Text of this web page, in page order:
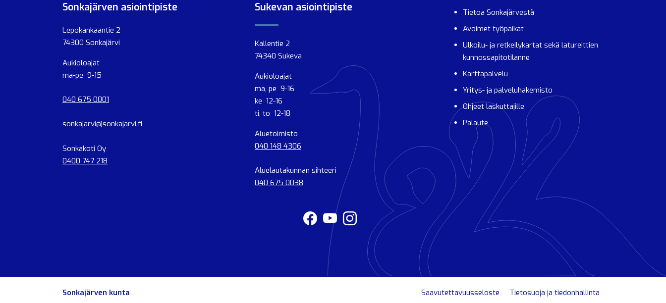
Sonkajärven asiointipiste
Lepokankaantie 2
74300 Sonkajärvi
Aukioloajat
ma-pe 9-15
040 675 0001
sonkajarvi@sonkajarvi.fi
Sonkakoti Oy
0400 747 218
Sukevan asiointipiste
Kallentie 2
74340 Sukeva
Aukioloajat
ma, pe 9-16
ke 12-16
ti, to 12-18
Aluetoimisto
040 148 4306
Aluelautakunnan sihteeri
040 675 0038
Tietoa Sonkajärvestä
Avoimet työpaikat
Ulkoilu- ja retkeilykartat sekä latureittien
kunnossapitotilanne
Karttapalvelu
Yritys- ja palveluhakemisto
Ohjeet laskuttajille
Palaute
Sonkajärven kunta Saavutettavuusseloste Tietosuoja ja tiedonhallinta